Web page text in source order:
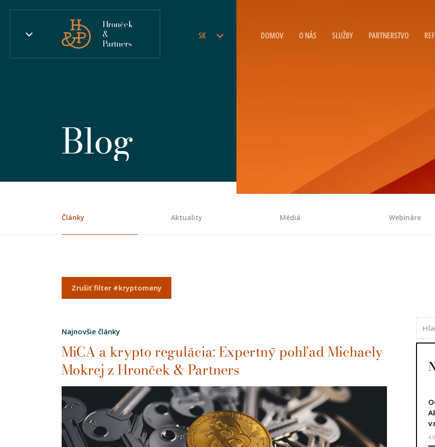
Hronček
&
Partners
SK DOMOV O NÁS SLUŽBY PARTNERSTVO
Blog
Články Aktuality Médiá Webináre
Zrušiť filter #kryptomeny
Najnovšie články
MiCA a krypto regulácia: Expertný pohľad Michaely
Mokrej z Hronček & Partners
v